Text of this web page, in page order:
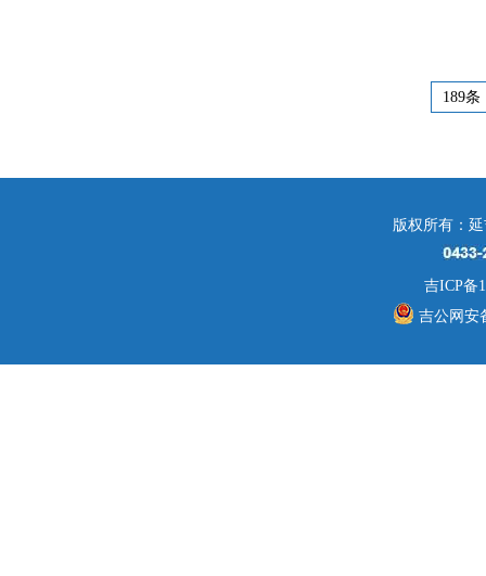
189条
版权所有：
吉ICP备
吉公网安